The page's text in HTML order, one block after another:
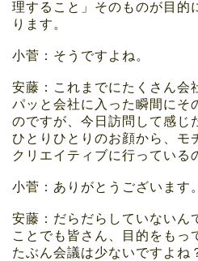
理すること」そのものが目的
ります。
小菅：そうですよね。
安藤：これまでにたくさん会
パッと会社に入った瞬間にそ
のですが、今日訪問して感じ
ひとりひとりのお顔から、モ
クリエイティブに行っている
小菅：ありがとうございます。
安藤：だらだらしていないん
ことでも皆さん、目的をもっ
たぶん会議は少ないですよね